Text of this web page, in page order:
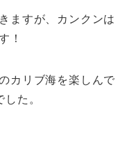
ますが、カンクンは
！
カリブ海を楽しんで
た。